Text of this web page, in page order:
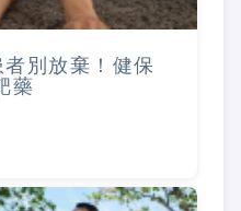
別放棄！健保
藥